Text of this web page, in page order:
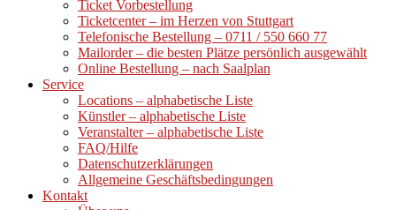
Ticket Vorbestellung
Ticketcenter – im Herzen von Stuttgart
Telefonische Bestellung – 0711 / 550 660 77
Mailorder – die besten Plätze persönlich ausgewählt
Online Bestellung – nach Saalplan
Service
Locations – alphabetische Liste
Künstler – alphabetische Liste
Veranstalter – alphabetische Liste
FAQ/Hilfe
Datenschutzerklärungen
Allgemeine Geschäftsbedingungen
Kontakt